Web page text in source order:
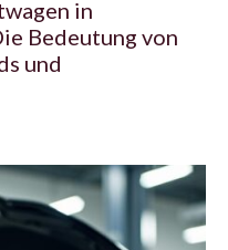
in
Bedeutung von
und